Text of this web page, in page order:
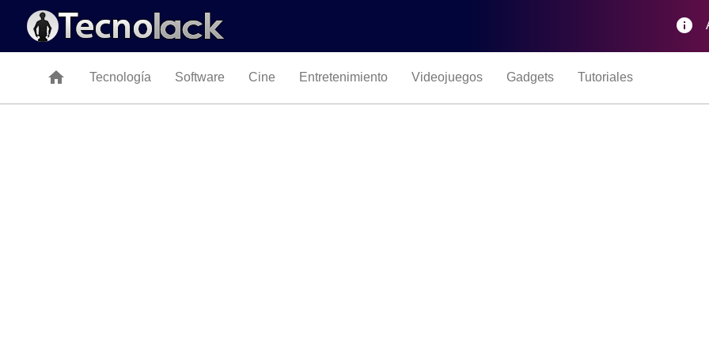
info
home Tecnología Software Cine Entretenimiento Videojuegos Gadgets Tutoriales